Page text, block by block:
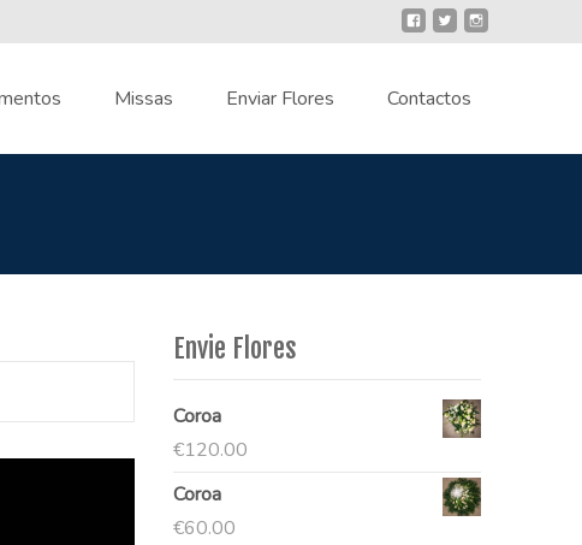
Missas Enviar Flores Contactos
Envie Flores
Coroa
€120.00
Coroa
€60.00